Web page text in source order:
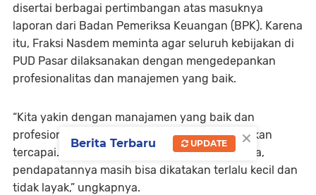
disertai berbagai pertimbangan atas masuknya
laporan dari Badan Pemeriksa Keuangan (BPK). Karena
itu, Fraksi Nasdem meminta agar seluruh kebijakan di
PUD Pasar dilaksanakan dengan mengedepankan
profesionalitas dan manajemen yang baik.
“Kita yakin dengan manajamen yang baik dan
profesional maka target PAD dari PUD Pasar akan
tercapai. Saat ini dari 53 pasar yang kita punya,
pendapatannya masih bisa dikatakan terlalu kecil dan
tidak layak,” ungkapnya.
×
Berita Terbaru UPDATE